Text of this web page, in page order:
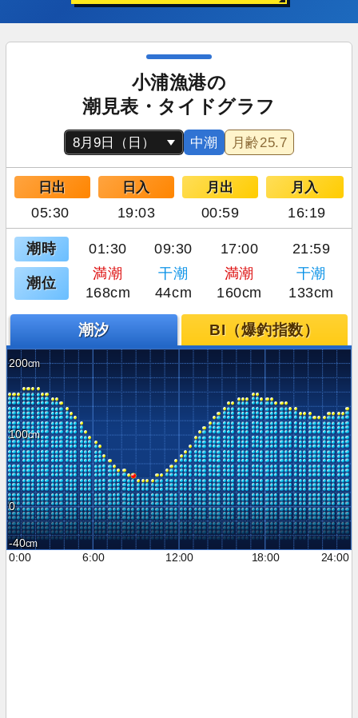
小浦漁港の
潮見表・タイドグラフ
中潮 月齢25.7
日出 日入 月出 月入
05:30 19:03 00:59 16:19
潮時 01:30 09:30 17:00 21:59
潮位
満潮 干潮 満潮
干潮
168cm
44cm 160cm 133cm
潮汐 BI（爆釣指数）
200
100
0
-40
0:00
6:00 12:00 18:00 24:00